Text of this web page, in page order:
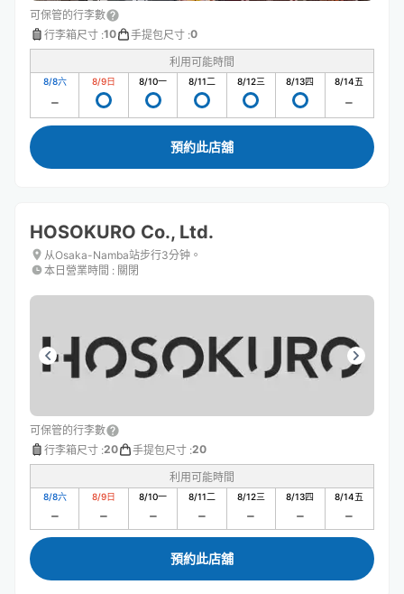
可保管的行李數
行李箱尺寸 :10 手提包尺寸 :0
利用可能時間
8/8六 8/9日 8/10一 8/11二 8/12三 8/13四 8/14五
預約此店舖
HOSOKURO Co., Ltd.
从Osaka-Namba站步行3分钟。
本日營業時間 : 關閉
可保管的行李數
行李箱尺寸 :20 手提包尺寸 :20
利用可能時間
8/8六 8/9日 8/10一 8/11二 8/12三 8/13四 8/14五
預約此店舖